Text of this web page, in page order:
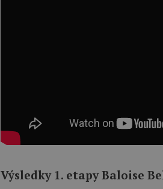
Výsledky 1. etapy Baloise